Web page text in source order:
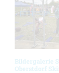
Bildergalerie
Oberstdorf